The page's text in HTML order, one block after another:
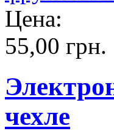
Цена:
55,00 грн.
чехле